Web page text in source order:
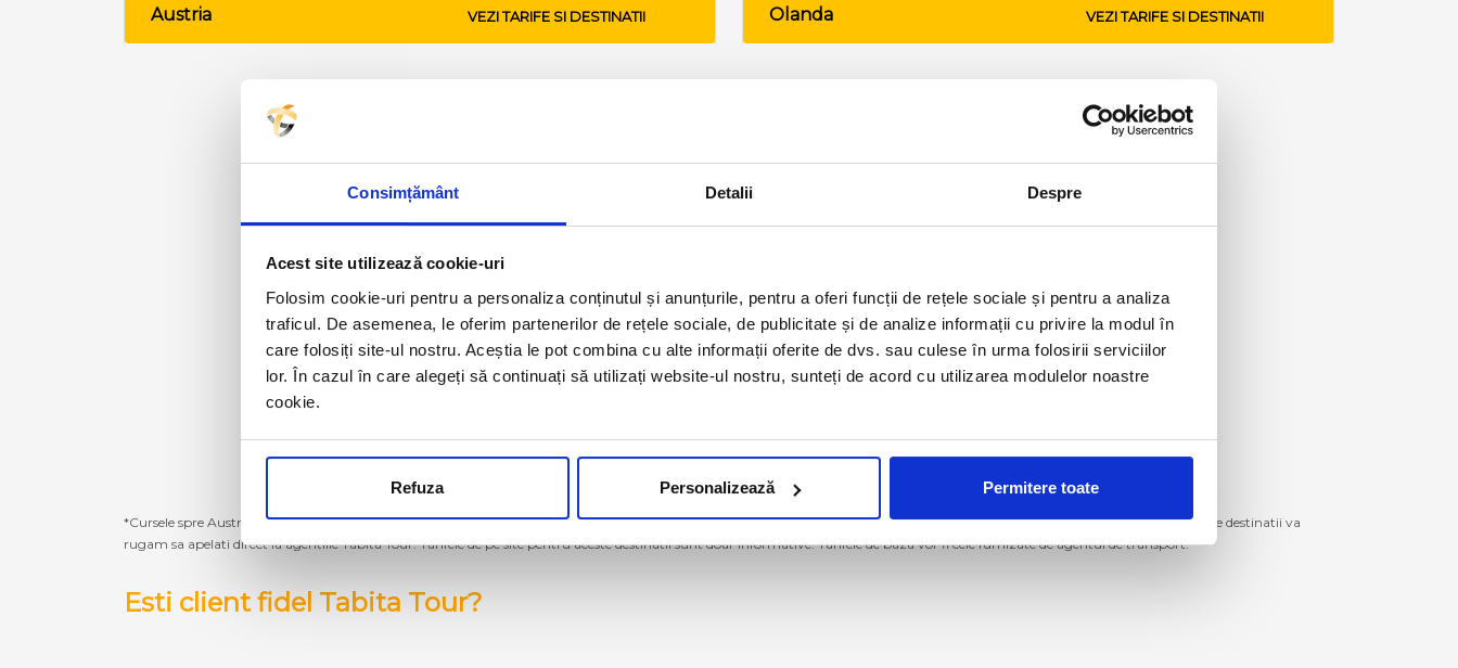
Consimțământ Detalii Despre
Acest site utilizează cookie-uri
Folosim cookie-uri pentru a personaliza conținutul și anunțurile, pentru a oferi funcții de rețele sociale și pentru a analiza
traficul. De asemenea, le oferim partenerilor de rețele sociale, de publicitate și de analize informații cu privire la modul în
care folosiți site-ul nostru. Aceștia le pot combina cu alte informații oferite de dvs. sau culese în urma folosirii serviciilor
lor. În cazul în care alegeți să continuați să utilizați website-ul nostru, sunteți de acord cu utilizarea modulelor noastre
cookie.
Refuza Personalizează Permitere toate
Austria VEZI TARIFE SI DESTINATII Olanda VEZI TARIFE SI DESTINATII
*Cursele spre Austria, Germania, Belgia, Olanda, Luxemburg momentan nu se mai operează cu autocarele proprii Tabita Tour. Pentru a achizitiona bilete de autocar spre aceste destinatii va
rugam sa apelati direct la agentiile Tabita Tour. Tarifele de pe site pentru aceste destinatii sunt doar informative. Tarifele de baza vor fi cele furnizate de agentul de transport.
Esti client fidel Tabita Tour?